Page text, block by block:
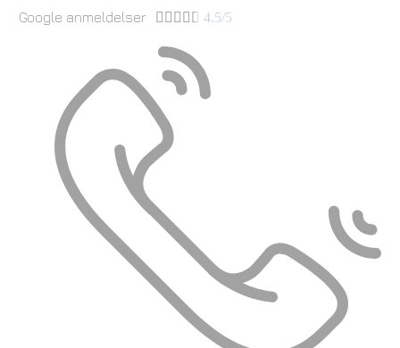
Google anmeldelser      4.5/5